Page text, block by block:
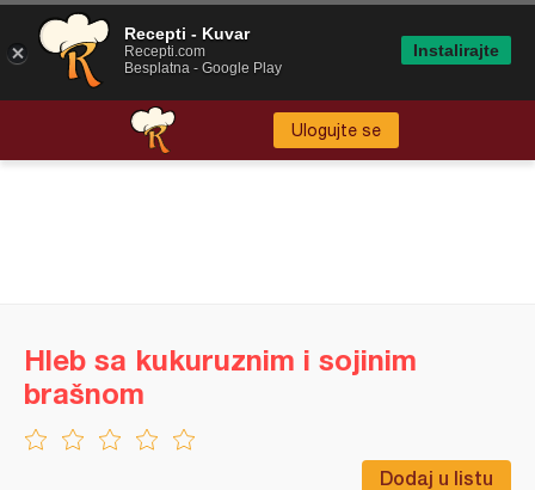
Ulogujte se
Dodaj u listu
Hleb sa kukuruznim i sojinim
brašnom
Recepti - Kuvar
Recepti.com
Besplatna - Google Play
Instalirajte